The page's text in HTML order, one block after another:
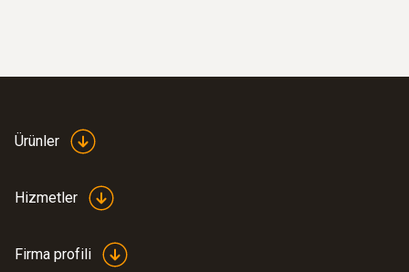
Ürünler
Hizmetler
Firma profili